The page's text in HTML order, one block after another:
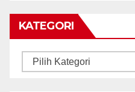
KATEGORI
Kategori